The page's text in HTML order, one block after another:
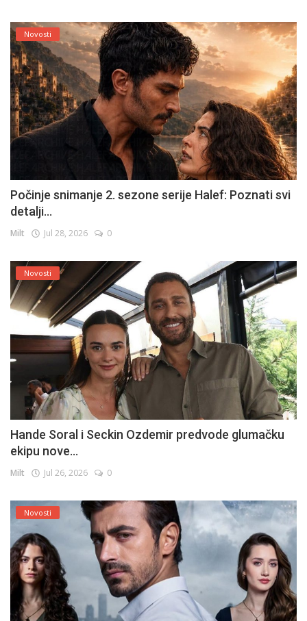
Novosti
Počinje snimanje 2. sezone serije Halef: Poznati svi
detalji...
Milt Jul 28, 2026 0
Novosti
Hande Soral i Seckin Ozdemir predvode glumačku
ekipu nove...
Milt Jul 26, 2026 0
Novosti